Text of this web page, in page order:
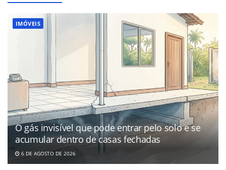
IMÓVEIS
O gás invisível que pode entrar pelo solo e se
acumular dentro de casas fechadas
6 DE AGOSTO DE 2026